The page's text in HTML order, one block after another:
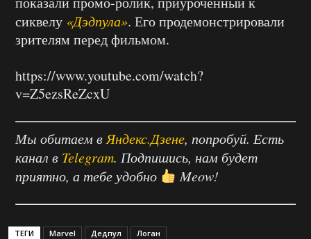
сиквелу «Дэдпула». Его продемонстрировали
зрителям перед фильмом.
https://www.youtube.com/watch?
v=Z5ezsReZcxU
Мы обитаем в Яндекс.Дзене, попробуй. Есть
канал в Telegram. Подпишись, нам будет
приятно, а тебе удобно
Meow!
ТЕГИ Marvel Дедпул Логан